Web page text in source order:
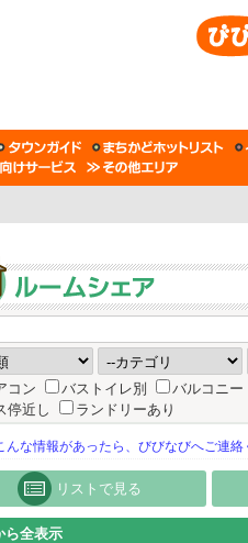
コン バストイレ別 バルコニー
停近し
ランドリーあり
んな情報があったら、びびなびへご連絡
リストで見る
ら全表示